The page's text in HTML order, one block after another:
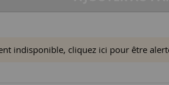
indisponible, cliquez ici pour être